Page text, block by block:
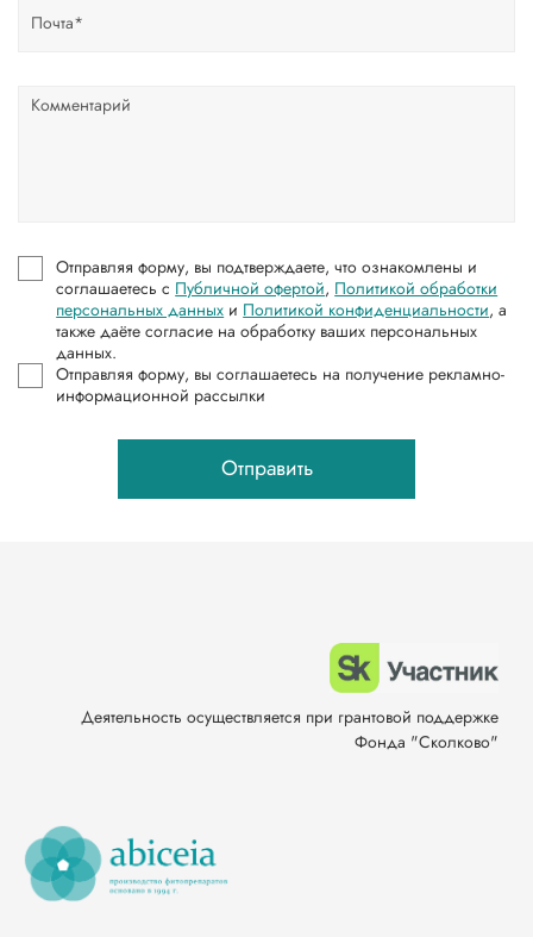
Отправляя форму, вы подтверждаете, что ознакомлены и
соглашаетесь с Публичной офертой, Политикой обработки
персональных данных и Политикой конфиденциальности, а
также даёте согласие на обработку ваших персональных
данных.
Отправляя форму, вы соглашаетесь на получение рекламно-
информационной рассылки
Отправить
Деятельность осуществляется при грантовой поддержке
Фонда "Сколково"